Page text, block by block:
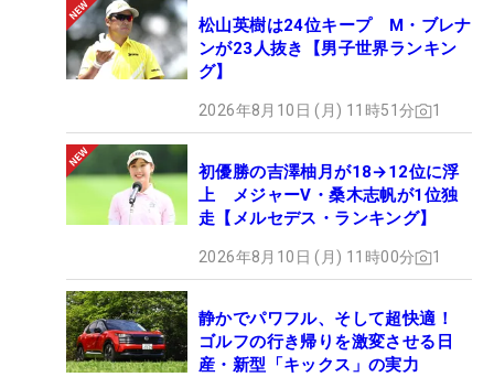
松山英樹は24位キープ M・ブレナ
ンが23人抜き【男子世界ランキン
グ】
2026年8月10日 (月) 11時51分 1
初優勝の吉澤柚月が18→12位に浮
上 メジャーV・桑木志帆が1位独
走【メルセデス・ランキング】
2026年8月10日 (月) 11時00分 1
静かでパワフル、そして超快適！
ゴルフの行き帰りを激変させる日
産・新型「キックス」の実力